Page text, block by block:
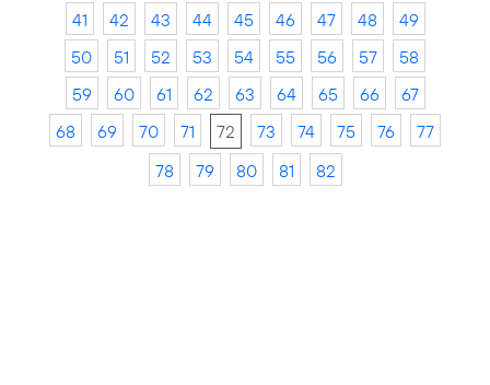
41
42 43 44 45 46 47 48
49
50
51 52 53 54 55 56 57
58
59
60 61 62 63 64 65 66
67
68
69 70 71 72 73 74 75 76
77
78
79 80 81 82